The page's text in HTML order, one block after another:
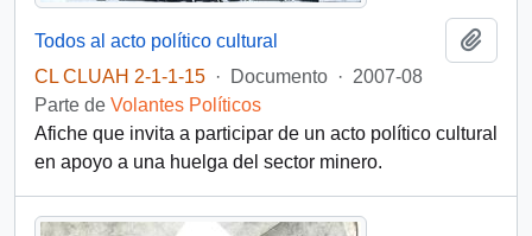
Todos al acto político cultural
CL CLUAH 2-1-1-15 · Documento · 2007-08
Parte de Volantes Políticos
Afiche que invita a participar de un acto político cultural
en apoyo a una huelga del sector minero.